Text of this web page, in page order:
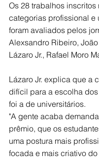
Os 28 trabalhos inscritos
categorias profissional e
foram avaliados pelos
Alexsandro Ribeiro,
Lázaro Jr., Rafael Moro
Lázaro Jr. explica que a
difícil para a escolha
foi a de universitários.
"A gente acaba
prêmio, que os
uma postura mais
focada e mais criativo